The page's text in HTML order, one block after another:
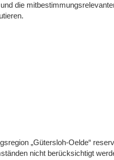
die
„Gütersloh-Oelde“
nicht berücksichtigt